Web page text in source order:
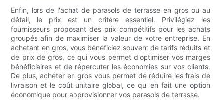
Enfin, lors de l'achat de parasols de terrasse en gros ou au
détail, le prix est un critère essentiel. Privilégiez les
fournisseurs proposant des prix compétitifs pour les achats
groupés afin de maximiser la valeur de votre entreprise. En
achetant en gros, vous bénéficiez souvent de tarifs réduits et
de prix de gros, ce qui vous permet d'optimiser vos marges
bénéficiaires et de répercuter les économies sur vos clients.
De plus, acheter en gros vous permet de réduire les frais de
livraison et le coût unitaire global, ce qui en fait une option
économique pour approvisionner vos parasols de terrasse.